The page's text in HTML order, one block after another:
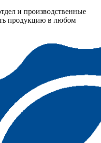
и производственные
продукцию в любом